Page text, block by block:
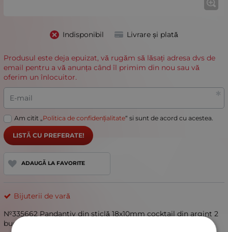
Indisponibil Livrare și plată
Produsul este deja epuizat, vă rugăm să lăsați adresa dvs de
email pentru a vă anunța când îl primim din nou sau vă
oferim un înlocuitor.
E-mail
Am citit „ Politica de confidențialitate“ si sunt de acord cu acestea.
LISTĂ CU PREFERATE!
ADAUGĂ LA FAVORITE
Bijuterii de vară
№335662 Pandantiv din sticlă 18x10mm cocktail din argint 2
bucăți